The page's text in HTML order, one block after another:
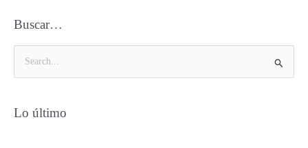
Buscar…
c
Lo último